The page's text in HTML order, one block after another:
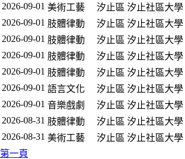
2026-09-01 美術工藝 汐止區 汐止社區大學
2026-09-01 肢體律動 汐止區 汐止社區大學
2026-09-01 肢體律動 汐止區 汐止社區大學
2026-09-01 肢體律動 汐止區 汐止社區大學
2026-09-01 肢體律動 汐止區 汐止社區大學
2026-09-01 語言文化 汐止區 汐止社區大學
2026-09-01 音樂戲劇 汐止區 汐止社區大學
2026-08-31 肢體律動 汐止區 汐止社區大學
2026-08-31 美術工藝 汐止區 汐止社區大學
第一頁